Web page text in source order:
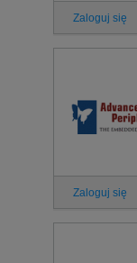
Zaloguj się
Zaloguj się